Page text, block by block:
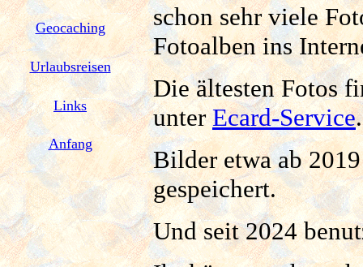
Geocaching
Urlaubsreisen
Links
Anfang
schon sehr viele
Fotoalben ins
Die ältesten Fotos
unterEcard-Service.
Bilder etwa ab
gespeichert.
Und seit 2024